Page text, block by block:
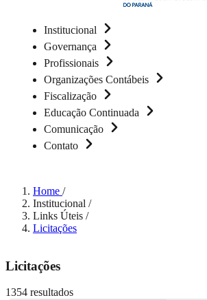
Institucional
Governança
Profissionais
Organizações Contábeis
Fiscalização
Educação Continuada
Comunicação
Contato
Home /
Institucional /
Links Úteis /
Licitações
Licitações
1354 resultados